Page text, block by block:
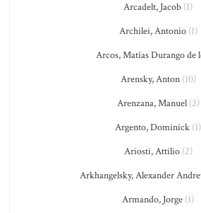
Arcadelt, Jacob (1)
Archilei, Antonio(1)
Arcos, Matías Durango de
Arensky, Anton(10)
Arenzana, Manuel(2)
Argento, Dominick (1)
Ariosti, Attilio(2)
Arkhangelsky, Alexander
Armando, Jorge (1)